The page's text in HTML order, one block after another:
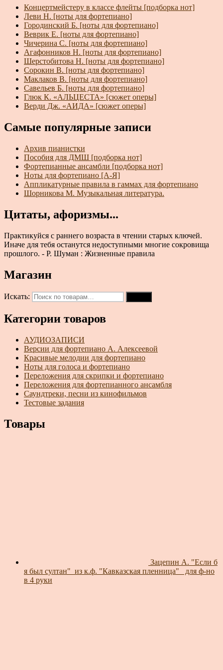
Концертмейстеру в классе флейты [подборка нот]
Леви Н. [ноты для фортепиано]
Городинский Б. [ноты для фортепиано]
Веврик Е. [ноты для фортепиано]
Чичерина С. [ноты для фортепиано]
Агафонников Н. [ноты для фортепиано]
Шерстобитова Н. [ноты для фортепиано]
Сорокин В. [ноты для фортепиано]
Маклаков В. [ноты для фортепиано]
Савельев Б. [ноты для фортепиано]
Глюк К. «АЛЬЦЕСТА» [сюжет оперы]
Верди Дж. «АИДА» [сюжет оперы]
Самые популярные записи
Архив пианистки
Пособия для ДМШ [подборка нот]
Фортепианные ансамбли [подборка нот]
Ноты для фортепиано [А-Я]
Аппликатурные правила в гаммах для фортепиано
Шорникова М. Музыкальная литература.
Цитаты, афоризмы...
Практикуйся с раннего возраста в чтении старых ключей.
Иначе для тебя останутся недоступными многие сокровища
прошлого. - Р. Шуман : Жизненные правила
Магазин
Искать:
Категории товаров
АУДИОЗАПИСИ
Версии для фортепиано А. Алексеевой
Красивые мелодии для фортепиано
Ноты для голоса и фортепиано
Переложения для скрипки и фортепиано
Переложения для фортепианного ансамбля
Саундтреки, песни из кинофильмов
Тестовые задания
Товары
Зацепин А. "Если б
я был султан"_из к.ф. "Кавказская пленница"_ для ф-но
в 4 руки